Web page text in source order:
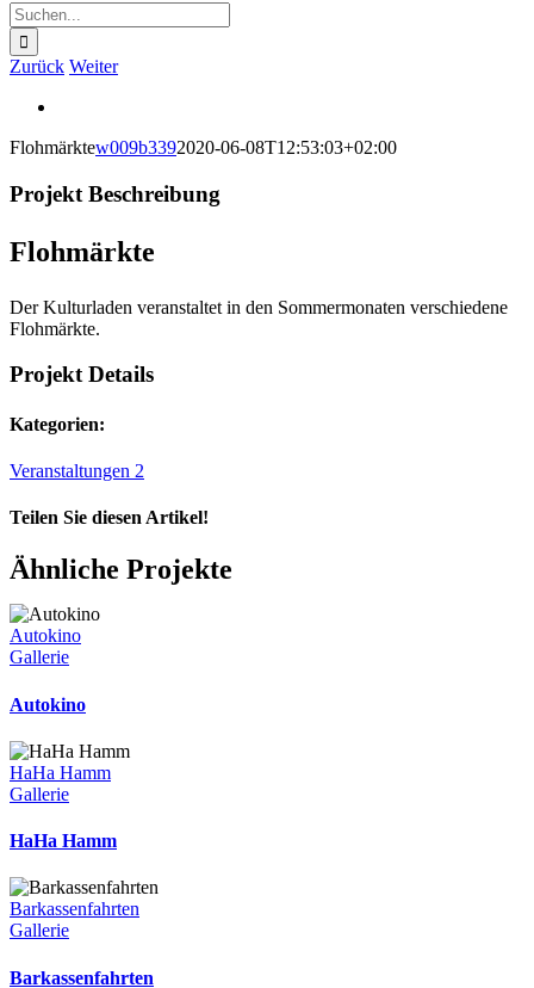
Suche
nach:
Zurück Weiter
Image
Flohmärktew009b3392020-06-08T12:53:03+02:00
Projekt Beschreibung
Flohmärkte
Der Kulturladen veranstaltet in den Sommermonaten verschiedene
Flohmärkte.
Projekt Details
Kategorien:
Veranstaltungen 2
Teilen Sie diesen Artikel!
Facebook
X
Reddit
LinkedIn
WhatsApp
Telegram
Tumblr
Pinterest
Vk
Xing
E-
Mail
Ähnliche Projekte
Autokino
Gallerie
Autokino
HaHa Hamm
Gallerie
HaHa Hamm
Barkassenfahrten
Gallerie
Barkassenfahrten